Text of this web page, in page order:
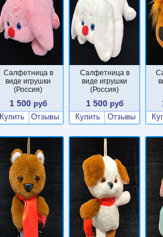
Салфетница в
виде игрушки
(Россия)
1 500 руб
Купить
Отзывы
Салфетница в
виде игрушки
(Россия)
1 500руб
Купить
Отзывы